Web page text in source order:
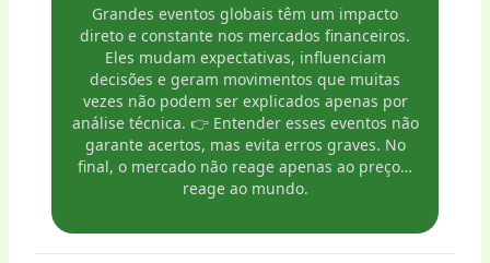
Grandes eventos globais têm um impacto
direto e constante nos mercados financeiros.
Eles mudam expectativas, influenciam
decisões e geram movimentos que muitas
vezes não podem ser explicados apenas por
análise técnica. 👉 Entender esses eventos não
garante acertos, mas evita erros graves. No
final, o mercado não reage apenas ao preço…
reage ao mundo.